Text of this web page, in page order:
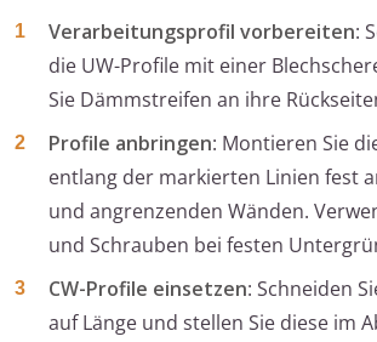
Verarbeitungsprofil vorbereiten:
die UW-Profile mit einer
Sie Dämmstreifen an ihre
Profile anbringen: Montieren Sie
entlang der markierten Linien fest
und angrenzenden Wänden.
und Schrauben bei festen
CW-Profile einsetzen: Schneiden
auf Länge und stellen Sie diese im